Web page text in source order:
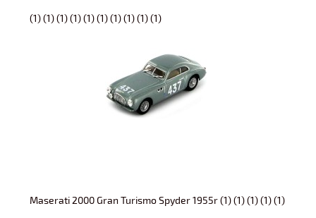
(1) (1) (1) (1) (1) (1) (1) (1) (1) (1)
Maserati 2000 Gran Turismo Spyder 1955r (1) (1) (1) (1) (1)